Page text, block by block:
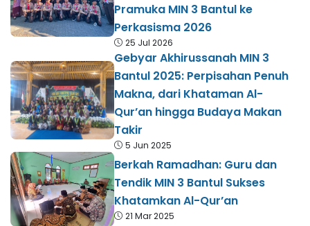
Pramuka MIN 3 Bantul ke
Perkasisma 2026
25 Jul 2026
Gebyar Akhirussanah MIN 3
Bantul 2025: Perpisahan Penuh
Makna, dari Khataman Al-
Qur’an hingga Budaya Makan
Takir​
5 Jun 2025
Berkah Ramadhan: Guru dan
Tendik MIN 3 Bantul Sukses
Khatamkan Al-Qur’an
21 Mar 2025